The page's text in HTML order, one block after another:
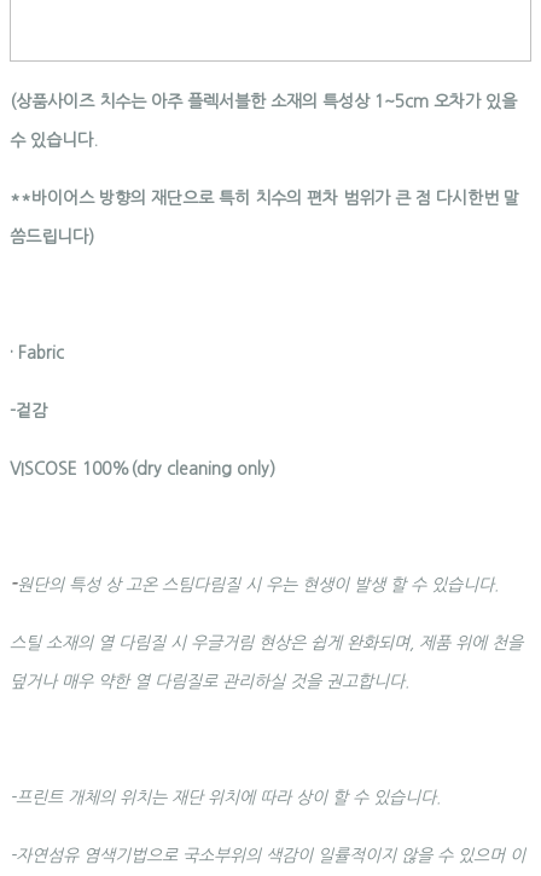
(상품사이즈 치수는 아주 플렉서블한 소재의 특성상 1~5cm 오차가 있을
수 있습니다.
**바이어스 방향의 재단으로 특히 치수의 편차 범위가 큰 점 다시한번 말
씀드립니다)
· Fabric
-겉감
VISCOSE 100%(dry cleaning only)
-원단의 특성 상 고온 스팀다림질 시 우는 현생이 발생 할 수 있습니다.
스틸 소재의 열 다림질 시 우글거림 현상은 쉽게 완화되며, 제품 위에 천을
덮거나 매우 약한 열 다림질로 관리하실 것을 권고합니다.
-프린트 개체의 위치는 재단 위치에 따라 상이 할 수 있습니다.
-자연섬유 염색기법으로 국소부위의 색감이 일률적이지 않을 수 있으머 이